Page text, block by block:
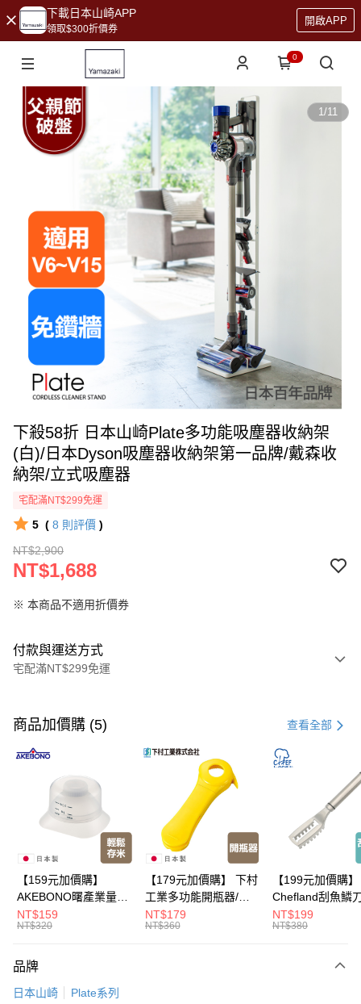
下載日本山崎APP
領取$300折價券
開啟APP
0
1/11
下殺58折 日本山崎Plate多功能吸塵器收納架
(白)/日本Dyson吸塵器收納架第一品牌/戴森收
納架/立式吸塵器
宅配滿NT$299免運
5 ( 8 則評價 )
NT$2,900
NT$1,688
※ 本商品不適用折價券
付款與運送方式
宅配滿NT$299免運
信用卡一次付款
LINE Pay
Apple Pay
悠遊付
全盈+PAY
大哥付你分期
相關說明
2.付款方式選擇「大哥付你分期」，訂單成立後會自動跳轉到大哥付的交易
成交易。
運送方式
商品加價購 (5) 查看全部
【159元加價購】
AKEBONO曙產業量米
杯漏斗組(白)/量米杯/
米桶/量米用具/任二件8
NT$159
NT$320
【179元加價購】 下村
工業多功能開瓶器/開
瓶器/餐廚用品/料理道
具/任二件8折
NT$179
NT$360
【199元加價購】
Chefland刮魚鱗
魚鱗器/廚房用品/
道具/任二件8折
NT$199
NT$380
品牌
日本山崎 Plate系列